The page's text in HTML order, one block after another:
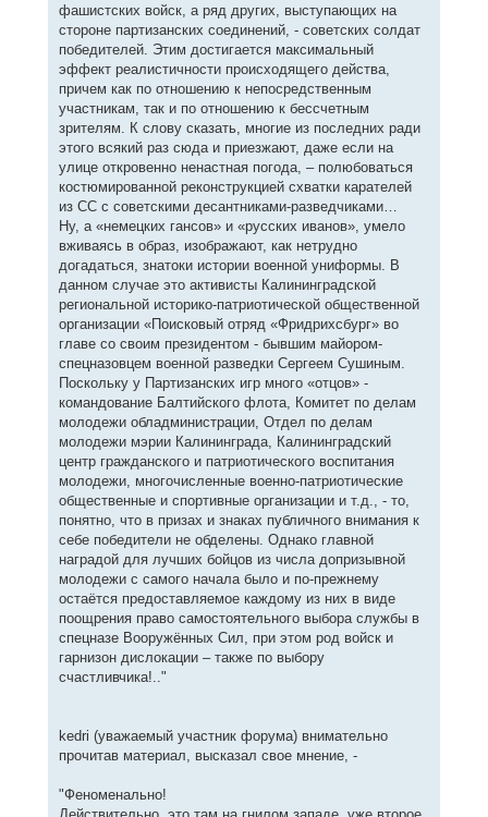
фашистских войск, а ряд других, выступающих на
стороне партизанских соединений, - советских солдат
победителей. Этим достигается максимальный
эффект реалистичности происходящего действа,
причем как по отношению к непосредственным
участникам, так и по отношению к бессчетным
зрителям. К слову сказать, многие из последних ради
этого всякий раз сюда и приезжают, даже если на
улице откровенно ненастная погода, – полюбоваться
костюмированной реконструкцией схватки карателей
из СС с советскими десантниками-разведчиками…
Ну, а «немецких гансов» и «русских иванов», умело
вживаясь в образ, изображают, как нетрудно
догадаться, знатоки истории военной униформы. В
данном случае это активисты Калининградской
региональной историко-патриотической общественной
организации «Поисковый отряд «Фридрихсбург» во
главе со своим президентом - бывшим майором-
спецназовцем военной разведки Сергеем Сушиным.
Поскольку у Партизанских игр много «отцов» -
командование Балтийского флота, Комитет по делам
молодежи обладминистрации, Отдел по делам
молодежи мэрии Калининграда, Калининградский
центр гражданского и патриотического воспитания
молодежи, многочисленные военно-патриотические
общественные и спортивные организации и т.д., - то,
понятно, что в призах и знаках публичного внимания к
себе победители не обделены. Однако главной
наградой для лучших бойцов из числа допризывной
молодежи с самого начала было и по-прежнему
остаётся предоставляемое каждому из них в виде
поощрения право самостоятельного выбора службы в
спецназе Вооружённых Сил, при этом род войск и
гарнизон дислокации – также по выбору
счастливчика!.."
kedri (уважаемый участник форума) внимательно
прочитав материал, высказал свое мнение, -
"Феноменально!